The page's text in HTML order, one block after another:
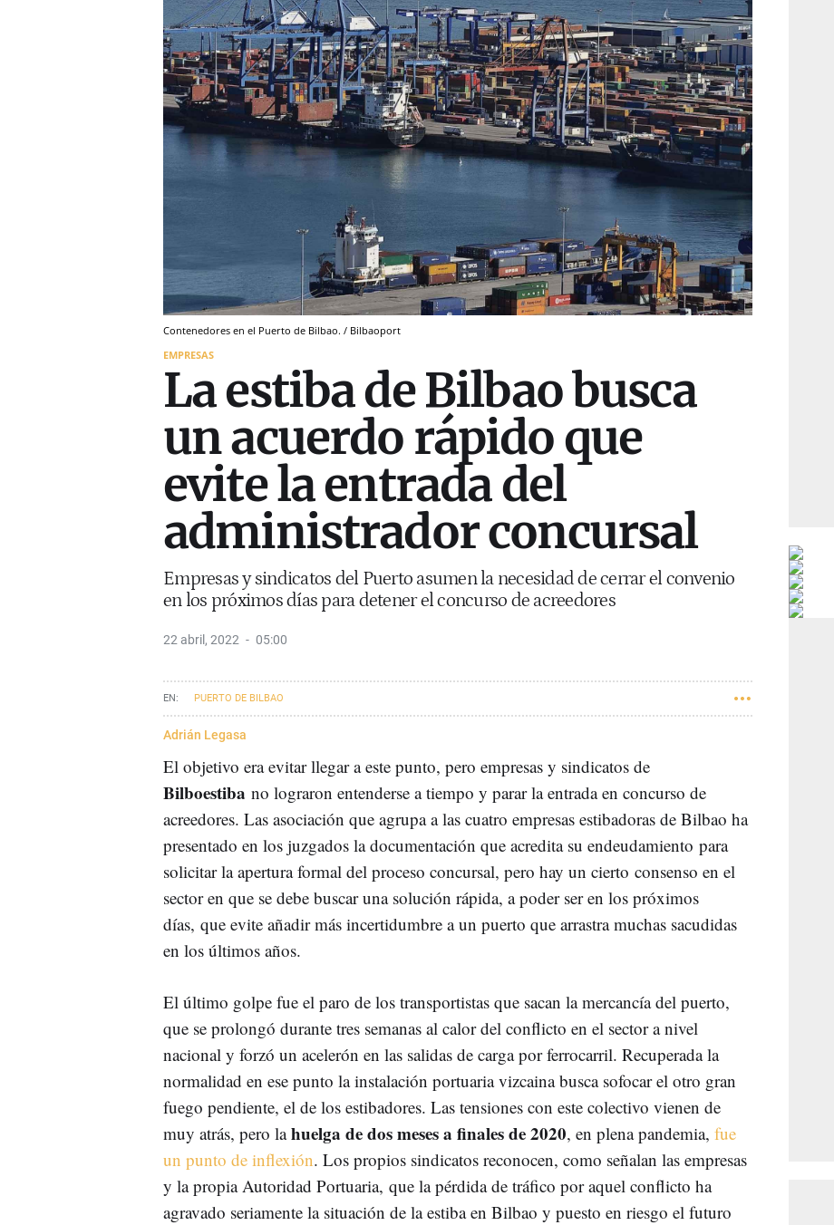
Contenedores en el Puerto de Bilbao. / Bilbaoport
EMPRESAS
La estiba de Bilbao busca
un acuerdo rápido que
evite la entrada del
administrador concursal
Empresas y sindicatos del Puerto asumen la necesidad de cerrar el convenio
en los próximos días para detener el concurso de acreedores
22 abril, 2022 05:00
PUERTO DE BILBAO
Adrián Legasa
El objetivo era evitar llegar a este punto, pero empresas y sindicatos de
Bilboestiba no lograron entenderse a tiempo y parar la entrada en concurso de
acreedores. Las asociación que agrupa a las cuatro empresas estibadoras de Bilbao ha
presentado en los juzgados la documentación que acredita su endeudamiento para
solicitar la apertura formal del proceso concursal, pero hay un cierto consenso en el
sector en que se debe buscar una solución rápida, a poder ser en los próximos
días, que evite añadir más incertidumbre a un puerto que arrastra muchas sacudidas
en los últimos años.
El último golpe fue el paro de los transportistas que sacan la mercancía del puerto,
que se prolongó durante tres semanas al calor del conflicto en el sector a nivel
nacional y forzó un acelerón en las salidas de carga por ferrocarril. Recuperada la
normalidad en ese punto la instalación portuaria vizcaina busca sofocar el otro gran
fuego pendiente, el de los estibadores. Las tensiones con este colectivo vienen de
muy atrás, pero lahuelga de dos meses a finales de 2020, en plena pandemia, fue
un punto de inflexión. Los propios sindicatos reconocen, como señalan las empresas
y la propia Autoridad Portuaria, que la pérdida de tráfico por aquel conflicto ha
agravado seriamente la situación de la estiba en Bilbao y puesto en riesgo el futuro